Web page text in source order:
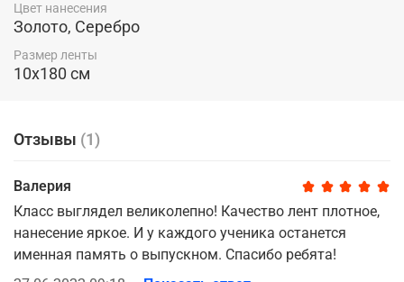
Возможно изготовление лент с логотипом Вашего учебного
заведения или другим макетом, которого нет у нас. В данном
случае стоимость заказа увеличивается на 300 рублей.
Цвет нанесения
Золото, Серебро
Размер ленты
10х180 см
Отзывы (1)
Валерия
Класс выглядел великолепно! Качество лент плотное,
нанесение яркое. И у каждого ученика останется
именная память о выпускном. Спасибо ребята!